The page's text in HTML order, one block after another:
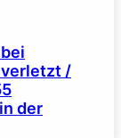
/
der